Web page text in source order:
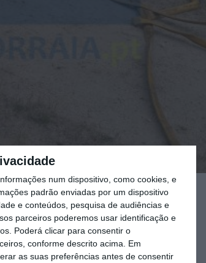
num dispositivo, como cookies, e
padrão enviadas por um dispositivo
e conteúdos, pesquisa de audiências e
parceiros poderemos usar identificação e
Poderá clicar para consentir o
conforme descrito acima. Em
as suas preferências antes de consentir
depois de um incêndio
uma plantação de